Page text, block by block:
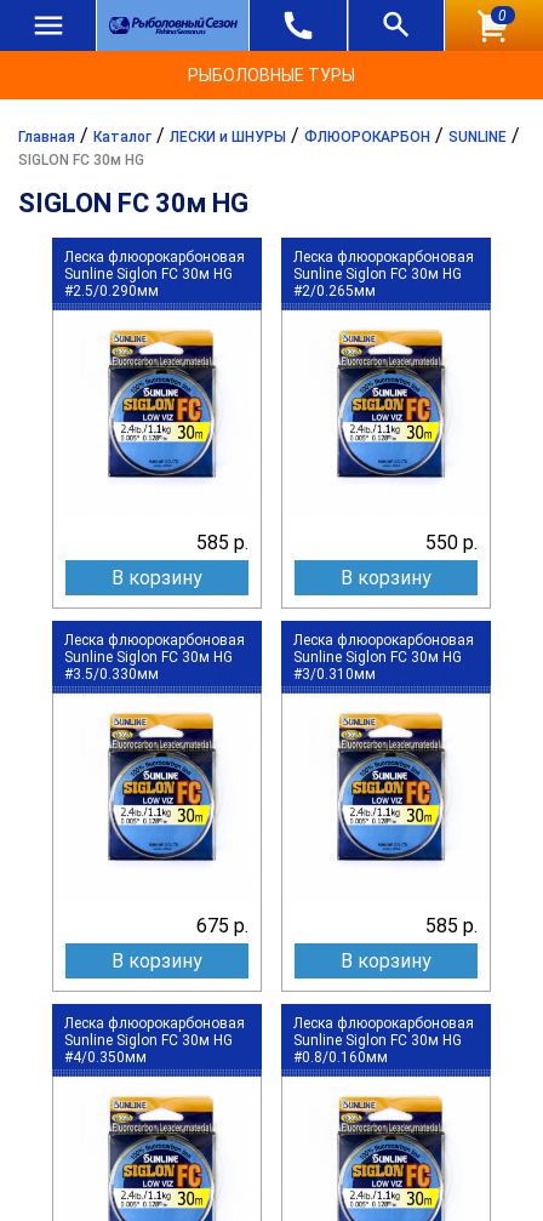
0
РЫБОЛОВНЫЕ ТУРЫ
Главная / Каталог / ЛЕСКИ и ШНУРЫ / ФЛЮОРОКАРБОН / SUNLINE /
SIGLON FC 30м HG
SIGLON FC 30м HG
Леска флюорокарбоновая
Sunline Siglon FC 30м HG
#2.5/0.290мм
585 р.
В корзину
Леска флюорокарбоновая
Sunline Siglon FC 30м HG
#2/0.265мм
550 р.
В корзину
Леска флюорокарбоновая
Sunline Siglon FC 30м HG
#3.5/0.330мм
675 р.
В корзину
Леска флюорокарбоновая
Sunline Siglon FC 30м HG
#3/0.310мм
585 р.
В корзину
Леска флюорокарбоновая
Sunline Siglon FC 30м HG
#4/0.350мм
Леска флюорокарбоновая
Sunline Siglon FC 30м HG
#0.8/0.160мм